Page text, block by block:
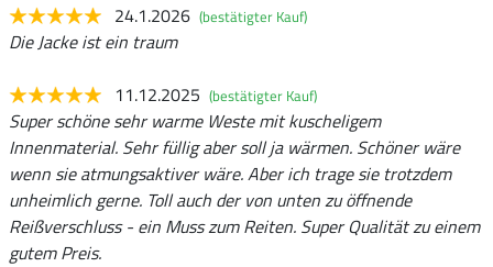
24.1.2026 (bestätigter Kauf)
Die Jacke ist ein traum
11.12.2025 (bestätigter Kauf)
Super schöne sehr warme Weste mit kuscheligem
Innenmaterial. Sehr füllig aber soll ja wärmen. Schöner wäre
wenn sie atmungsaktiver wäre. Aber ich trage sie trotzdem
unheimlich gerne. Toll auch der von unten zu öffnende
Reißverschluss - ein Muss zum Reiten. Super Qualität zu einem
gutem Preis.